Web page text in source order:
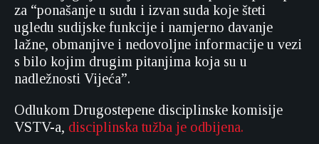
za “ponašanje u sudu i izvan suda koje šteti
ugledu sudijske funkcije i namjerno davanje
lažne, obmanjive i nedovoljne informacije u vezi
s bilo kojim drugim pitanjima koja su u
nadležnosti Vijeća”.
Odlukom Drugostepene disciplinske komisije
VSTV-a, disciplinska tužba je odbijena.